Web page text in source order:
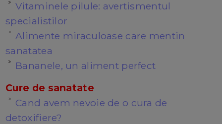
Vitaminele pilule: avertismentul
specialistilor
Alimente miraculoase care mentin
sanatatea
Bananele, un aliment perfect
Cure de sanatate
Cand avem nevoie de o cura de
detoxifiere?